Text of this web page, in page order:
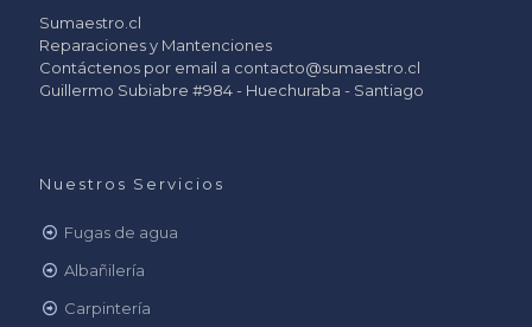
Sumaestro.cl
Reparaciones y Mantenciones
Contáctenos por email a contacto@sumaestro.cl
Guillermo Subiabre #984 - Huechuraba - Santiago
Nuestros Servicios
Fugas de agua
Albañilería
Carpintería